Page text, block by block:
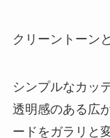
クリーントーン
シンプルなカッ
透明感のある広
ードをガラリと